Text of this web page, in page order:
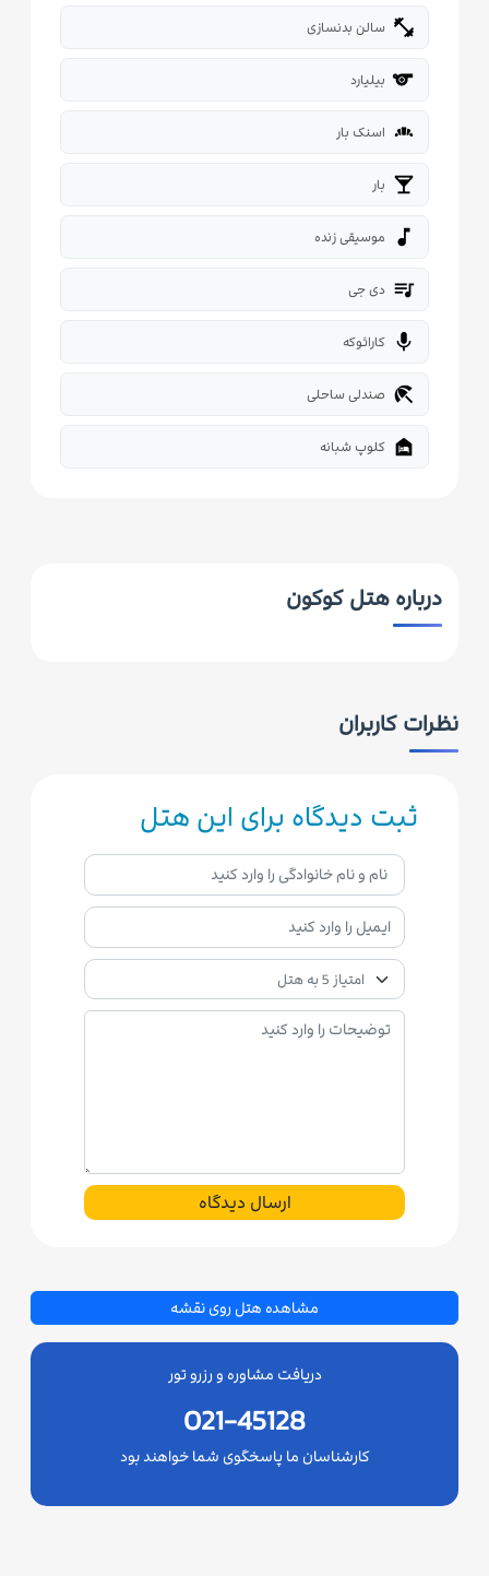
fitness_center سالن بدنسازی
بیلیارد
bakery_dining اسنک بار
local_bar بار
music_note موسیقی زنده
queue_music دی جی
mic کارائوکه
beach_access صندلی ساحلی
night_shelter کلوپ شبانه
درباره هتل کوکون
نظرات کاربران
ثبت دیدگاه برای این هتل
ارسال دیدگاه
مشاهده هتل روی نقشه
دریافت مشاوره و رزرو تور
021-45128
کارشناسان ما پاسخگوی شما خواهند بود